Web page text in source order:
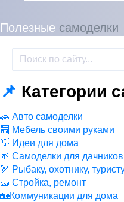
Полезные самоделки
📌 Категории
🚗 Авто самоделки
🧮 Мебель своими руками
💡 Идеи для дома
🌱 Самоделки для дачников
🏹 Рыбаку, охотнику,
🧱 Стройка, ремонт
🏡Коммуникации для дома